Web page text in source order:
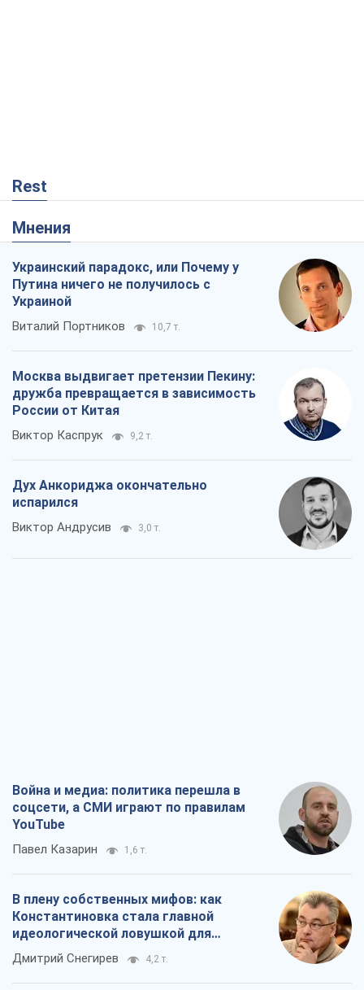
Rest
Мнения
Украинский парадокс, или Почему у
Путина ничего не получилось с
Украиной
Виталий Портников 10,7 т.
Москва выдвигает претензии Пекину:
дружба превращается в зависимость
России от Китая
Виктор Каспрук 9,2 т.
Дух Анкориджа окончательно
испарился
Виктор Андрусив 3,0 т.
Война и медиа: политика перешла в
соцсети, а СМИ играют по правилам
YouTube
Павел Казарин 1,6 т.
В плену собственных мифов: как
Константиновка стала главной
идеологической ловушкой для
российских оккупантов
Дмитрий Снегирев 4,2 т.